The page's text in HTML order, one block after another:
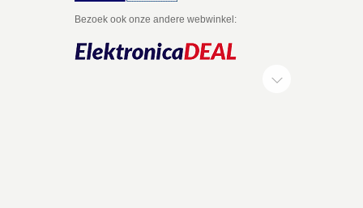
Bezoek ook onze andere webwinkel: